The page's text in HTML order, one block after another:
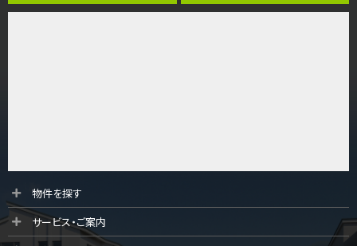
長後駅
第10位
3,990万円
古淵駅
物件を探す
サービス・ご案内